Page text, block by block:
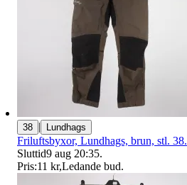
38 | Lundhags
Friluftsbyxor, Lundhags, brun, stl. 38.
Sluttid9 aug 20:35.
Pris:11 kr,Ledande bud.